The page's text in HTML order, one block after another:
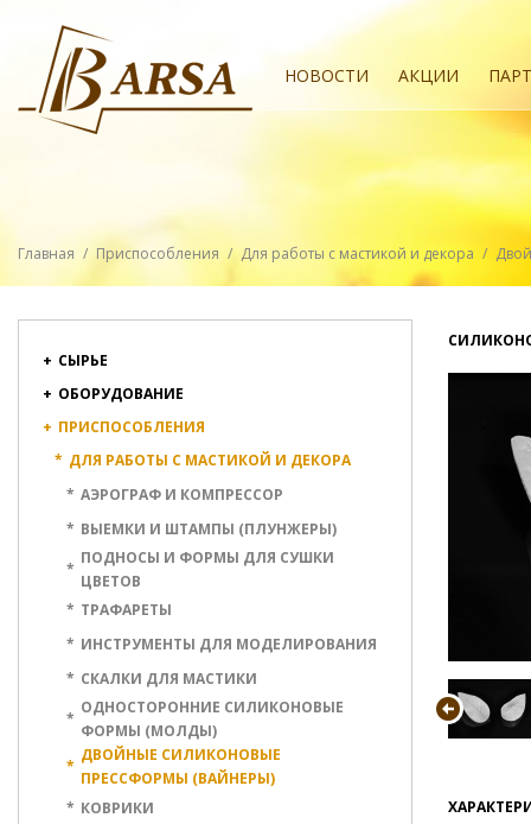
НОВОСТИ АКЦИИ
Главная / Приспособления / Для работы с мастикой и декора /
+ СЫРЬЕ
+ ОБОРУДОВАНИЕ
+ ПРИСПОСОБЛЕНИЯ
* ДЛЯ РАБОТЫ С МАСТИКОЙ И ДЕКОРА
* АЭРОГРАФ И КОМПРЕССОР
* ВЫЕМКИ И ШТАМПЫ (ПЛУНЖЕРЫ)
*
ПОДНОСЫ И ФОРМЫ ДЛЯ СУШКИ
ЦВЕТОВ
* ТРАФАРЕТЫ
* ИНСТРУМЕНТЫ ДЛЯ МОДЕЛИРОВАНИЯ
* СКАЛКИ ДЛЯ МАСТИКИ
*
ОДНОСТОРОННИЕ СИЛИКОНОВЫЕ
ФОРМЫ (МОЛДЫ)
*
ДВОЙНЫЕ СИЛИКОНОВЫЕ
ПРЕССФОРМЫ (ВАЙНЕРЫ)
* КОВРИКИ